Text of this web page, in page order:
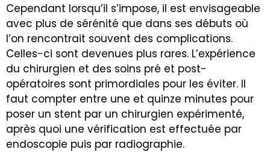
Cependant lorsqu’il s’impose, il est envisageable
avec plus de sérénité que dans ses débuts où
l’on rencontrait souvent des complications.
Celles-ci sont devenues plus rares. L’expérience
du chirurgien et des soins pré et post-
opératoires sont primordiales pour les éviter. Il
faut compter entre une et quinze minutes pour
poser un stent par un chirurgien expérimenté,
après quoi une vérification est effectuée par
endoscopie puis par radiographie.